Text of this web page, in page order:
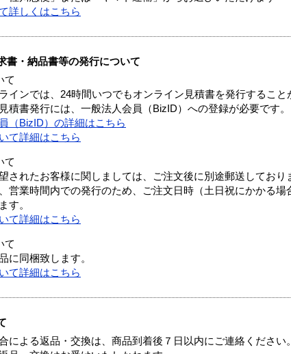
詳しくはこちら
書・納品書等の発行について
て
インでは、24時間いつでもオンライン見積書を発行すること
積書発行には、一般法人会員（BizID）への登録が必要です。
（BizID）の詳細はこちら
て詳細はこちら
て
されたお客様に関しましては、ご注文後に別途郵送しており
営業時間内での発行のため、ご注文日時（土日祝にかかる
す。
て詳細はこちら
て
に同梱致します。
て詳細はこちら
による返品・交換は、商品到着後７日以内にご連絡くださ